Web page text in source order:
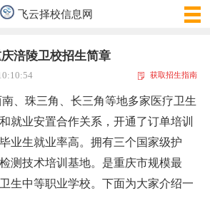
飞云择校信息网
涪陵卫校招生简章
获取招生指南
、珠三角、长三角等地多家医疗卫生
就业安置合作关系，开通了订单培训
业生就业率高。拥有三个国家级护
测技术培训基地。是重庆市规模最
生中等职业学校。下面为大家介绍一